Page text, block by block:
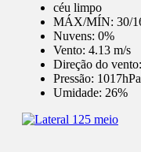
céu limpo
MÁX/MÍN: 30/
Nuvens: 0%
Vento: 4.13 m/s
Direção do vento:
Pressão: 1017hPa
Umidade: 26%